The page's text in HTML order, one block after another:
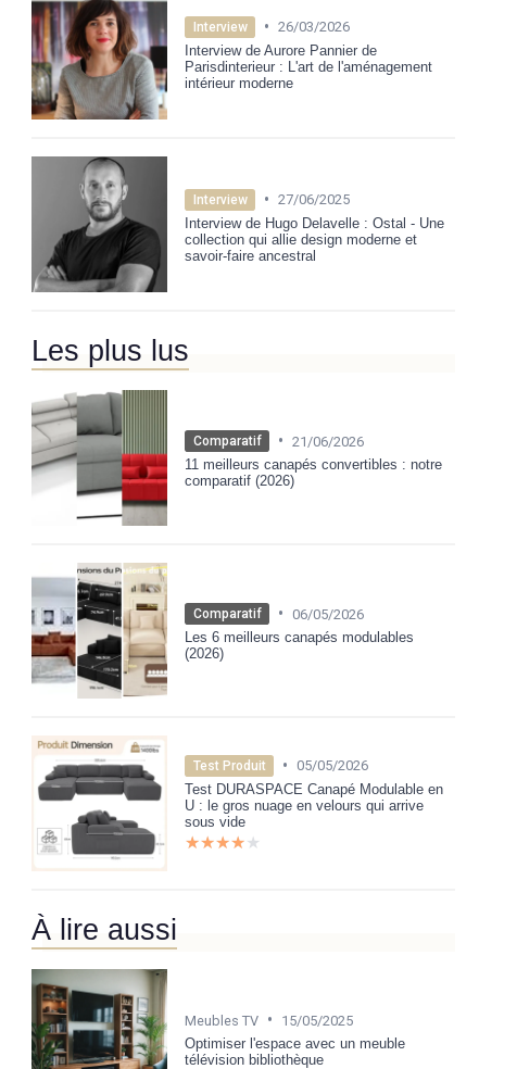
Interview • 26/03/2026
Interview de Aurore Pannier de
Parisdinterieur : L'art de l'aménagement
intérieur moderne
Interview • 27/06/2025
Interview de Hugo Delavelle : Ostal - Une
collection qui allie design moderne et
savoir-faire ancestral
Les plus lus
Comparatif • 21/06/2026
11 meilleurs canapés convertibles : notre
comparatif (2026)
Comparatif • 06/05/2026
Les 6 meilleurs canapés modulables
(2026)
Test Produit • 05/05/2026
Test DURASPACE Canapé Modulable en
U : le gros nuage en velours qui arrive
sous vide
★★★★★
★★★★★
À lire aussi
Meubles TV •
15/05/2025
Optimiser l'espace avec un meuble
télévision bibliothèque